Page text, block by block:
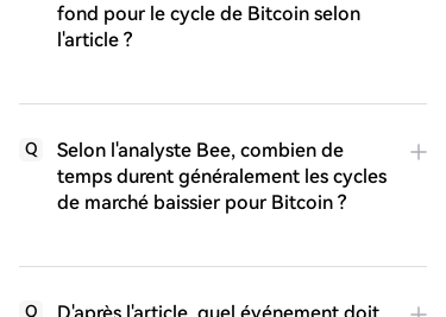
fond pour le cycle de Bitcoin selon
l'article ?
Q
Selon l'analyste Bee, combien de
temps durent généralement les cycles
de marché baissier pour Bitcoin ?
Q D'après l'article, quel événement doit